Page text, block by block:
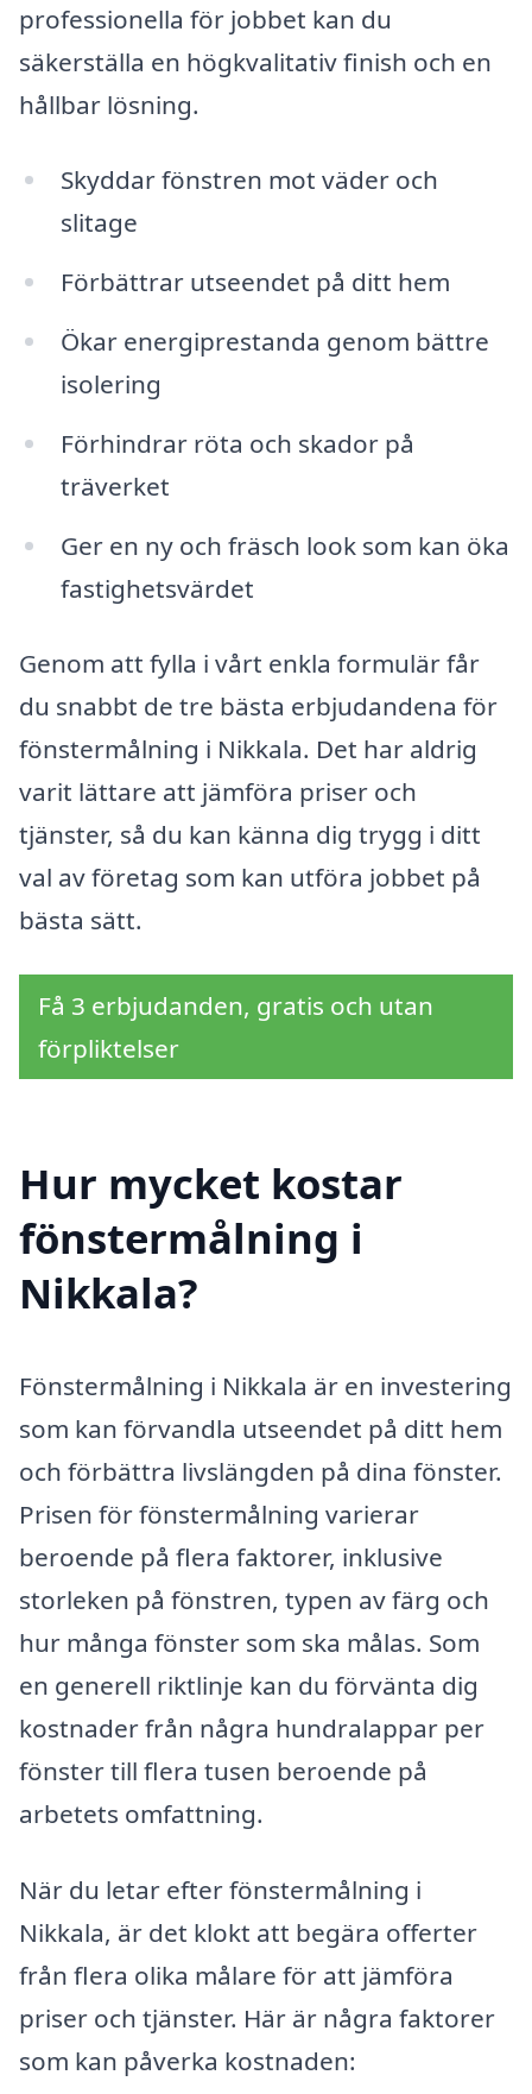
professionella för jobbet kan du
säkerställa en högkvalitativ finish och en
hållbar lösning.
Skyddar fönstren mot väder och
slitage
Förbättrar utseendet på ditt hem
Ökar energiprestanda genom bättre
isolering
Förhindrar röta och skador på
träverket
Ger en ny och fräsch look som kan öka
fastighetsvärdet
Genom att fylla i vårt enkla formulär får
du snabbt de tre bästa erbjudandena för
fönstermålning i Nikkala. Det har aldrig
varit lättare att jämföra priser och
tjänster, så du kan känna dig trygg i ditt
val av företag som kan utföra jobbet på
bästa sätt.
Få 3 erbjudanden, gratis och utan
förpliktelser
Hur mycket kostar
fönstermålning i
Nikkala?
Fönstermålning i Nikkala är en investering
som kan förvandla utseendet på ditt hem
och förbättra livslängden på dina fönster.
Prisen för fönstermålning varierar
beroende på flera faktorer, inklusive
storleken på fönstren, typen av färg och
hur många fönster som ska målas. Som
en generell riktlinje kan du förvänta dig
kostnader från några hundralappar per
fönster till flera tusen beroende på
arbetets omfattning.
När du letar efter fönstermålning i
Nikkala, är det klokt att begära offerter
från flera olika målare för att jämföra
priser och tjänster. Här är några faktorer
som kan påverka kostnaden: